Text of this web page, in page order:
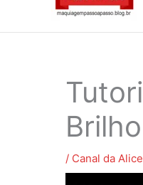
Brilho
/ Canal da